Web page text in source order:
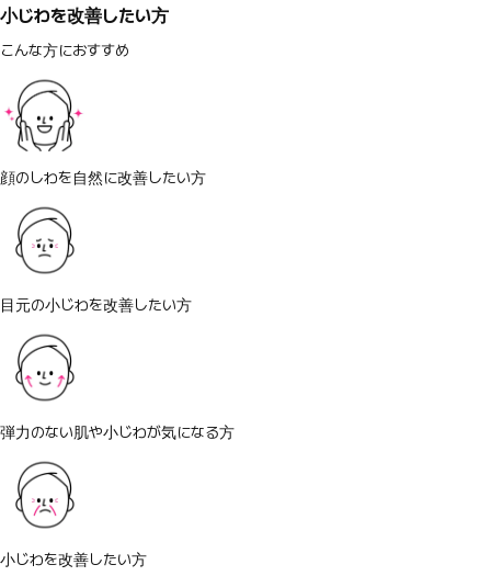
小じわを改善したい方
こんな方におすすめ
顔のしわを自然に改善したい方
目元の小じわを改善したい方
弾力のない肌や小じわが気になる方
小じわを改善したい方